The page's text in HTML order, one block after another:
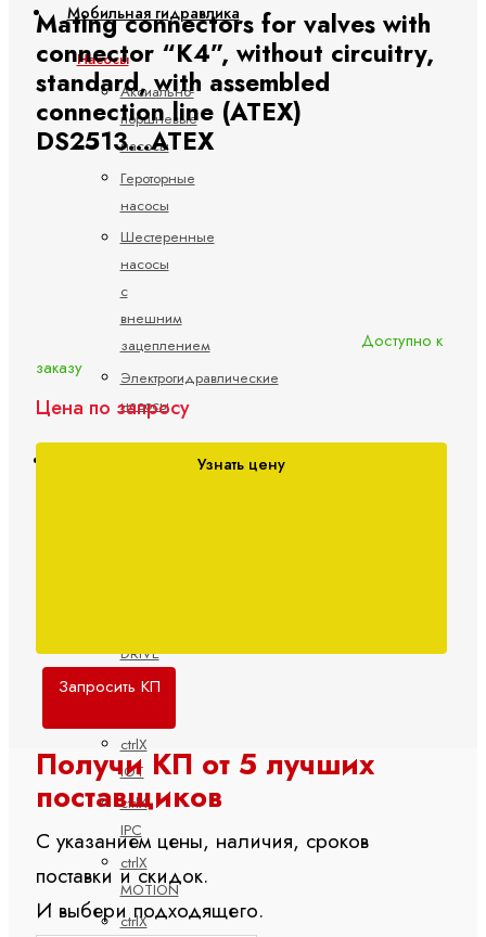
Мобильная гидравлика
Насосы
Аксиально-
поршневые
насосы
Героторные
насосы
Шестеренные
насосы
с
внешним
зацеплением
Электрогидравлические
насосы
Электроприводы и системы управления
DRIVE
ctrlX
ctrlX
IOT
ctrlX
IPC
ctrlX
MOTION
ctrlX
Mating connectors for valves with
connector “K4”, without circuitry,
standard, with assembled
connection line (ATEX)
DS2513...ATEX
Доступно к
заказу
Цена по запросу
Узнать цену
Запросить КП
Получи КП от 5 лучших
поставщиков
С указанием цены, наличия, сроков
поставки и скидок.
И выбери подходящего.